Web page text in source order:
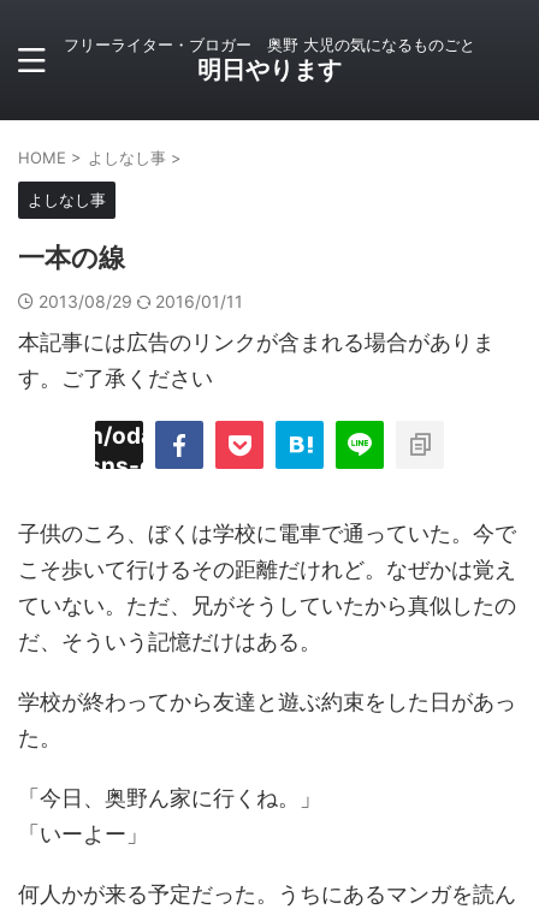
フリーライター・ブロガー 奥野 大児の気になるものごと
明日やります
HOME > よしなし事 >
よしなし事
一本の線
2013/08/29 2016/01/11
本記事には広告のリンクが含まれる場合がありま
す。ご了承ください
odaiji.com/public_html/blog/wp-
sns-count-cache/sns-count-
子供のころ、ぼくは学校に電車で通っていた。今で
こそ歩いて行けるその距離だけれど。なぜかは覚え
ていない。ただ、兄がそうしていたから真似したの
だ、そういう記憶だけはある。
学校が終わってから友達と遊ぶ約束をした日があっ
た。
「今日、奥野ん家に行くね。」
「いーよー」
何人かが来る予定だった。うちにあるマンガを読ん